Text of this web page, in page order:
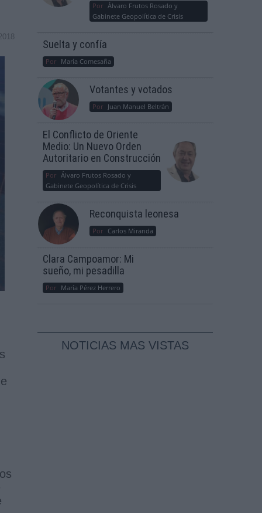
Por Álvaro Frutos Rosado y
Gabinete Geopolítica de Crisis
Suelta y confía
Por María Comesaña
Votantes y votados
Por Juan Manuel Beltrán
El Conflicto de Oriente
Medio: Un Nuevo Orden
Autoritario en Construcción
Por Álvaro Frutos Rosado y
Gabinete Geopolítica de Crisis
Reconquista leonesa
Por Carlos Miranda
Clara Campoamor: Mi
sueño, mi pesadilla
Por María Pérez Herrero
NOTICIAS MAS VISTAS